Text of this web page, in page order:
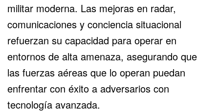
militar moderna. Las mejoras en radar,
comunicaciones y conciencia situacional
refuerzan su capacidad para operar en
entornos de alta amenaza, asegurando que
las fuerzas aéreas que lo operan puedan
enfrentar con éxito a adversarios con
tecnología avanzada.